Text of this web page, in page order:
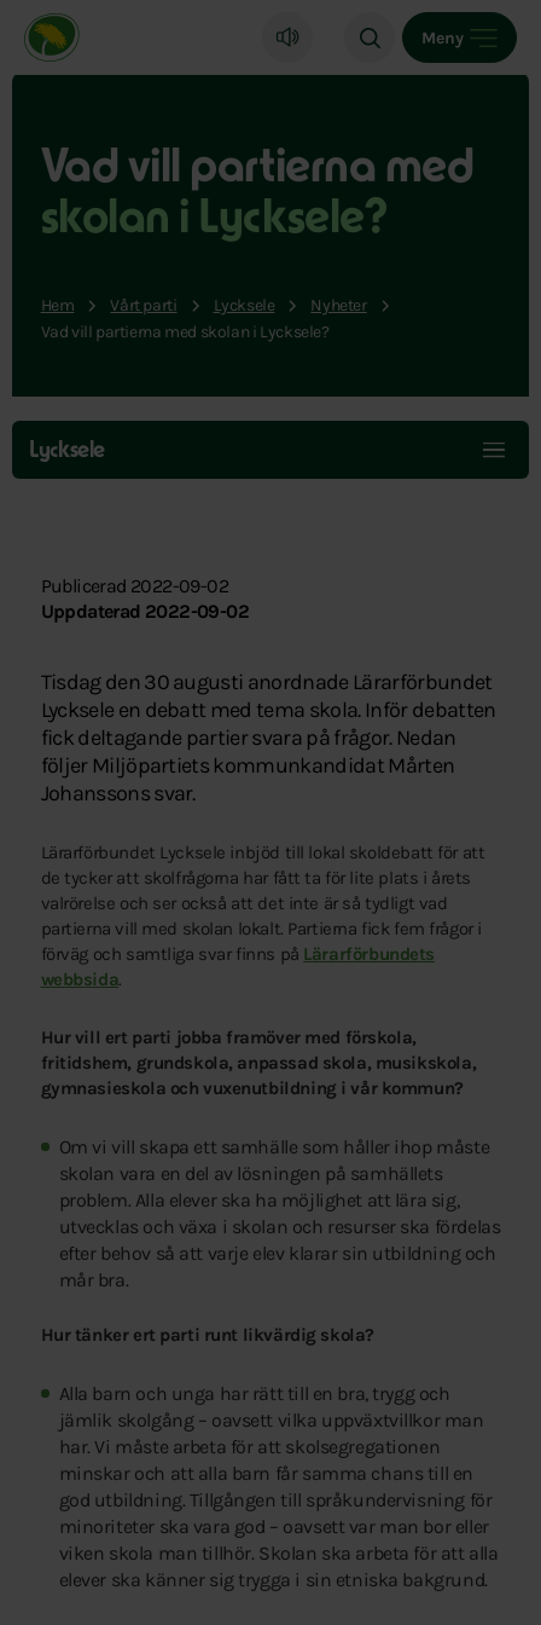
Miljöpartiet de gröna, startsida
Meny
Vad vill partierna med
skolan i Lycksele?
Hem Vårt parti Lycksele
Nyheter
Vad vill partierna med skolan i Lycksele?
Hoppa
över
menyn
Lycksele
Publicerad 2022-09-02
Uppdaterad 2022-09-02
Tisdag den 30 augusti anordnade Lärarförbundet
Lycksele en debatt med tema skola. Inför debatten
fick deltagande partier svara på frågor. Nedan
följer Miljöpartiets kommunkandidat Mårten
Johanssons svar.
Lärarförbundet Lycksele inbjöd till lokal skoldebatt för att
de tycker att skolfrågorna har fått ta för lite plats i årets
valrörelse och ser också att det inte är så tydligt vad
partierna vill med skolan lokalt. Partierna fick fem frågor i
förväg och samtliga svar finns på Lärarförbundets
webbsida.
Hur vill ert parti jobba framöver med förskola,
fritidshem, grundskola, anpassad skola, musikskola,
gymnasieskola och vuxenutbildning i vår kommun?
Om vi vill skapa ett samhälle som håller ihop måste
skolan vara en del av lösningen på samhällets
problem. Alla elever ska ha möjlighet att lära sig,
utvecklas och växa i skolan och resurser ska fördelas
efter behov så att varje elev klarar sin utbildning och
mår bra.
Hur tänker ert parti runt likvärdig skola?
Alla barn och unga har rätt till en bra, trygg och
jämlik skolgång – oavsett vilka uppväxtvillkor man
har. Vi måste arbeta för att skolsegregationen
minskar och att alla barn får samma chans till en
god utbildning. Tillgången till språkundervisning för
minoriteter ska vara god – oavsett var man bor eller
viken skola man tillhör. Skolan ska arbeta för att alla
elever ska känner sig trygga i sin etniska bakgrund.